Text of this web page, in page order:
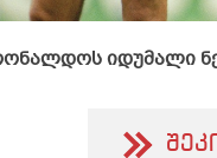
იდუმალი